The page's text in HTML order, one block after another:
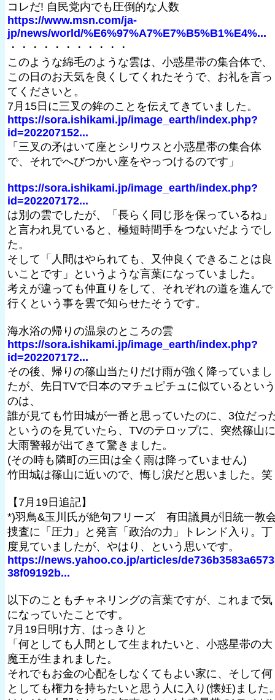
コレだ! 自民党内でも圧倒的な人数
https://www.msn.com/ja-
jp/news/world/%E6%97%A7%E7%B5%B1%E4%...
・・・・・・・・・・・
このような綿毛のような雲は、小惑星帯の集合体で、
この日のお天気を良くしてくれたそうで、お礼を言っ
てくださいと。
7月15日に三叉の鉾のことを伝えてきていました。
https://sora.ishikami.jp/image_earth/index.php?
id=202207152...
「三叉の矛はいて座とシリウスと小惑星帯の集合体
で、それでへびつかい座をやっつけるのです」
https://sora.ishikami.jp/image_earth/index.php?
id=202207172...
は別の雲でしたが、「長らく同じ形を保っているね」
と言われ見ていると、極短時間手をつないだようでし
た。
そして「人間はやられても、又仲良くできることは良
いことです」というような言葉になっていました。
考えが違っても仲直りをして、それぞれの道を進んで
行くという事を雲で知らせたそうです。
海水浴の帰りの温泉のところの雲
https://sora.ishikami.jp/image_earth/index.php?
id=202207172...
その後、帰りの篠山当たりだけ雨が強く降っていまし
たが、先日TVで日本のマチュピチュに似ているという
のは、
誰が見ても竹田城が一番と思っていたのに、3位だっ
というのを見ていたら、TVのテロップに、突然篠山に
大雨警報が出てきて驚きました。
(その時も隣町の三田は全く雨は降っていません)
竹田城は篠山に近いので、悔し涙だと思いました。笑
【7月19日追記】
*)羽鳥&玉川氏が絶句フリーズ 有田議員が旧統一教
捜査に「圧力」と発言「政治の力」トレンド入り。丁
度見ていましたが、やはり、という思いです。
https://news.yahoo.co.jp/articles/
38f09192b...
以下のこともチャネリングの言葉ですが、これまで気
になっていたことです。
7月19日明け方、はっきりと
「何としても人間として生まれたいと、小惑星帯の大
魔王が生まれました。
それでもお金の心配をしなくてもよい家に、そして何
としても権力を持ちたいと思う人に入り(懐妊)ました